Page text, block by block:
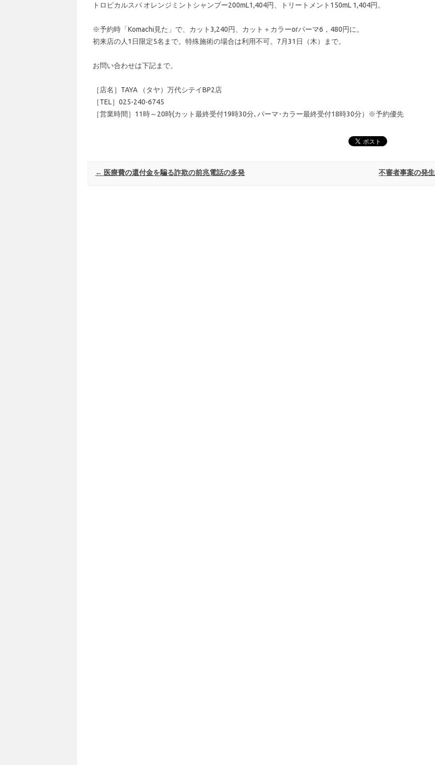
トロピカルスパ オレンジミントシャンプー200mL1,404円、トリートメント150mL 1,404円。
※予約時「Komachi見た」で、カット3,240円、カット＋カラーorパーマ6，480円に。
初来店の人1日限定5名まで。特殊施術の場合は利用不可。7月31日（木）まで。
お問い合わせは下記まで。
［店名］TAYA （タヤ）万代シテイBP2店
［TEL］025-240-6745
［営業時間］11時～20時(カット最終受付19時30分､パーマ･カラー最終受付18時30分）※予約優先
Post navigation
← 医療費の還付金を騙る詐欺の前兆電話の多発 不審者事案の発生